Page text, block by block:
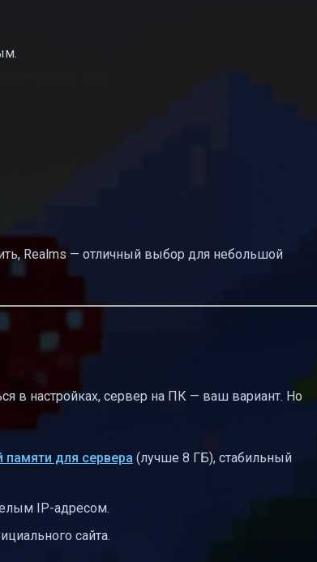
Realms — отличный выбор для небольшой
в настройках, сервер на ПК — ваш вариант. Но
памяти для сервера (лучше 8 ГБ), стабильный
IP-адресом.
сайта.